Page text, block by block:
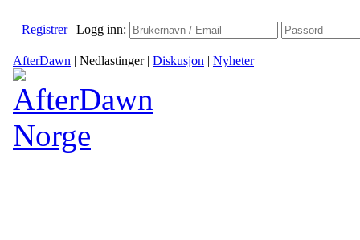
Registrer| Logg inn:
AfterDawn | Nedlastinger| Diskusjon | Nyheter